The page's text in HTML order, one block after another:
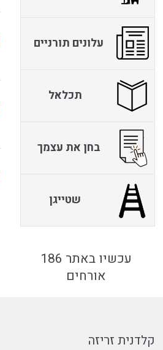
עלונים תורניים
תכלאל
בחן את עצמך
שטייגן
עכשיו באתר 186
אורחים
קלדנית זריזה